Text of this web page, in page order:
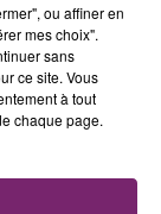
ou affiner en
mes choix".
sans
ce site. Vous
à tout
chaque page.